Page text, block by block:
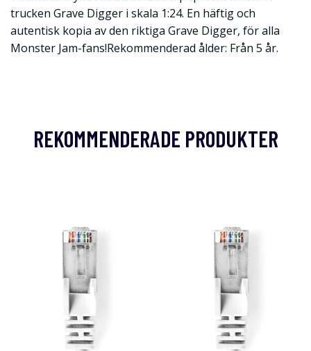
trucken Grave Digger i skala 1:24. En häftig och
autentisk kopia av den riktiga Grave Digger, för alla
Monster Jam-fans!Rekommenderad ålder: Från 5 år.
REKOMMENDERADE PRODUKTER